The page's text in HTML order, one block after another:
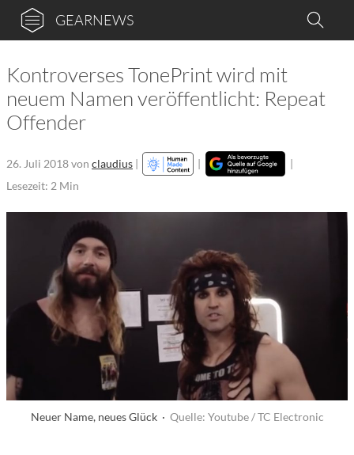
GEARNEWS
Kontroverses TonePrint wird mit
neuem Namen veröffentlicht: Repeat
Offender
26. Juli 2018von claudius | |
|
Lesezeit: 2 Min
Neuer Name, neues Glück · Quelle: Youtube / TC Electronic